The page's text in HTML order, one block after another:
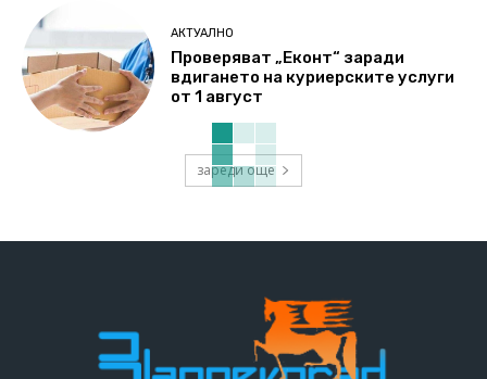
АКТУАЛНО
Проверяват „Еконт“ заради
вдигането на куриерските услуги
от 1 август
зареди още